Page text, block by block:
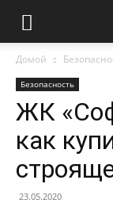
Домой
Безопасность
ЖК
как
23.05.2020